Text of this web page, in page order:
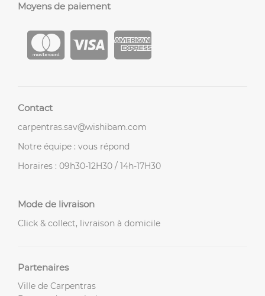
Moyens de paiement
Contact
carpentras.sav@wishibam.com
Notre équipe : vous répond
Horaires : 09h30-12H30 / 14h-17H30
Mode de livraison
Click & collect, livraison à domicile
Partenaires
Ville de Carpentras